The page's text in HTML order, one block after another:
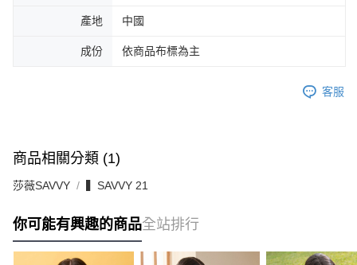
產地 中國
成份 依商品布標為主
客服
商品相關分類 (1)
莎薇SAVVY ▍SAVVY 21
你可能有興趣的商品全站排行